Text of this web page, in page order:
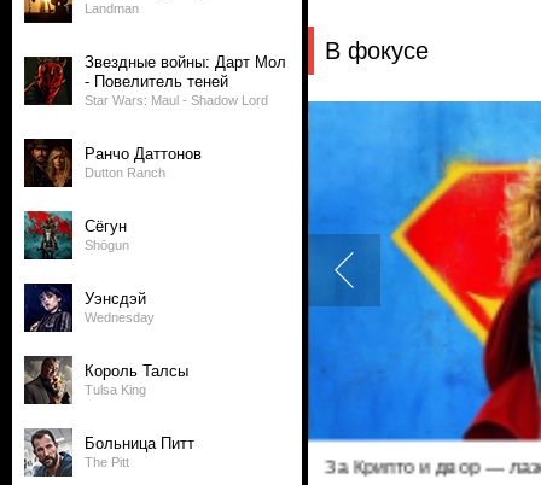
Landman
Звездные войны: Дарт Мол
- Повелитель теней
Star Wars: Maul - Shadow Lord
Ранчо Даттонов
Dutton Ranch
Сёгун
Shōgun
Уэнсдэй
Wednesday
Король Талсы
Tulsa King
Больница Питт
The Pitt
В фокусе
пивом отрубленные За Крипто и двор —